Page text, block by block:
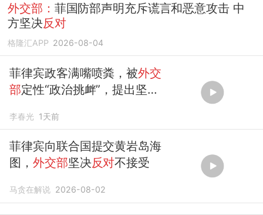
外交部： 菲国防部声明充斥谎言和恶意攻击 中
方坚决反对
格隆汇APP 2026-08-04
菲律宾政客满嘴喷粪，被外交
部定性“政治挑衅”，提出坚决
李春光 1天前
菲律宾向联合国提交黄岩岛海
图，外交部坚决反对不接受
马贪在解说 2026-08-02